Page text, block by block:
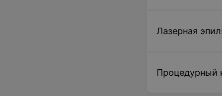
Лазерная
Процедурный